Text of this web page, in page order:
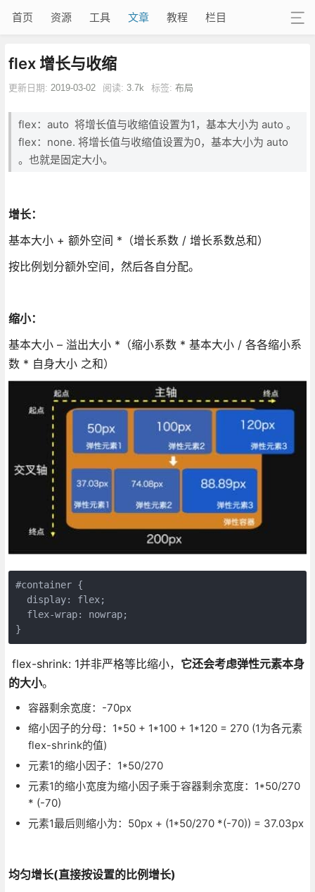
首页 资源 工具 文章 教程 栏目
flex 增长与收缩
更新日期: 2019-03-02 阅读: 3.7k 标签: 布局
flex：auto 将增长值与收缩值设置为1，基本大小为 auto 。
flex：none. 将增长值与收缩值设置为0，基本大小为 auto
。也就是固定大小。
增长：
基本大小 + 额外空间 *（增长系数 / 增长系数总和）
按比例划分额外空间，然后各自分配。
缩小：
基本大小 – 溢出大小 *（缩小系数 * 基本大小 / 各各缩小系
数 * 自身大小 之和）
#container {
  display: flex;
  flex-wrap: nowrap;
}
flex-shrink: 1并非严格等比缩小， 它还会考虑弹性元素本身
的大小。
容器剩余宽度：-70px
缩小因子的分母：1*50 + 1*100 + 1*120 = 270 (1为各元素
flex-shrink的值)
元素1的缩小因子：1*50/270
元素1的缩小宽度为缩小因子乘于容器剩余宽度：1*50/270
* (-70)
元素1最后则缩小为：50px + (1*50/270 *(-70)) = 37.03px
均匀增长(直接按设置的比例增长)